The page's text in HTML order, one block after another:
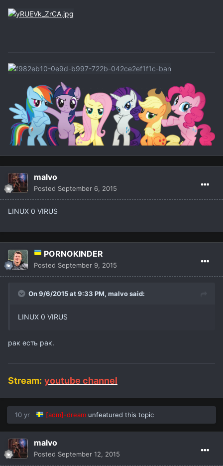
malvo
Posted September 6, 2015
LINUX 0 VIRUS
PORNOKINDER
Posted September 9, 2015
On 9/6/2015 at 9:33 PM, malvosaid:
LINUX 0 VIRUS
рак есть рак.
Stream: youtube channel
10 yr [adm]-dream unfeatured this topic
malvo
Posted September 12, 2015